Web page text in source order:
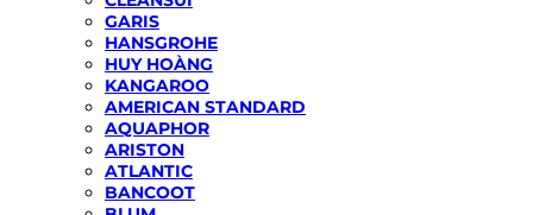
GARIS
HANSGROHE
HUY HOÀNG
KANGAROO
AMERICAN STANDARD
AQUAPHOR
ARISTON
ATLANTIC
BANCOOT